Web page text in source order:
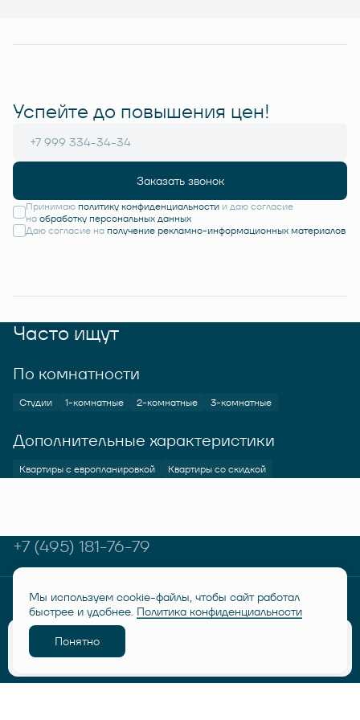
Успейте до повышения цен!
Заказать звонок
Принимаю политику конфиденциальностии даю согласие
на обработку персональных данных
Даю согласие на получение рекламно-информационных материалов
Часто ищут
По комнатности
Студии 1-комнатные 2-комнатные 3-комнатные
Дополнительные характеристики
Квартиры с европланировкой Квартиры со скидкой
+7 (495) 181-76-79
© RUSICH KOTELNIKI 2026Политика конфиденциальности
Дисклеймер "Семейная ипотека от 6%"
Мы используем cookie-файлы, чтобы сайт работал
быстрее и удобнее. Политика конфиденциальности
Понятно